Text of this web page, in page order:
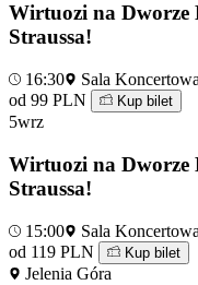
Wirtuozi na Dworze
Straussa!
16:30
Sala
od 99 PLN
Kup bilet
5wrz
Wirtuozi na Dworze
Straussa!
15:00
Sala
od 119 PLN
Kup bilet
Jelenia Góra